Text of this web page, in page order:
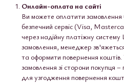
Онлайн-оплата на сайті
Ви можете оплатити замовлення
безпечний сервіс (Visa,
через надійну платіжну
замовлення, менеджер
та оформити повернення
замовлення зі сторони покупця
для узгодження повернення